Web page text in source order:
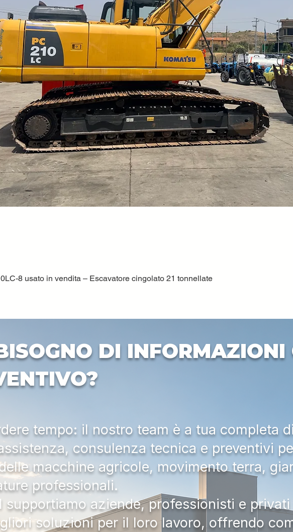
Quick View
8 usato in vendita – Escavatore cingolato 21 tonnellate
DI INFORMAZIONI
tempo: il nostro team è a tua completa
consulenza tecnica e preventivi
macchine agricole, movimento terra,
professionali.
supportiamo aziende, professionisti e
soluzioni per il loro lavoro, offrendo